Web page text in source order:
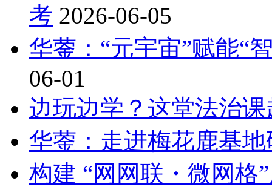
考 2026-06-05
华蓥：“元宇宙”赋能“
06-01
边玩边学？这堂法治
华蓥：走进梅花鹿基
构建 “网网联・微网格